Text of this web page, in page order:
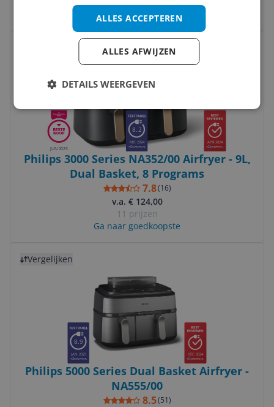
Ga naar goedkoopste
JUN 2025
8.2
MEI 2024 APR 2024
Philips 3000 Series NA352/00 Airfryer - 9L,
Dual Basket, 8 Programs
7.8(16)
v.a. € 124,00
11 prijzen
Ga naar goedkoopste
Vergelijken
8.9
JAN 2025 DEC 2024
Philips 5000 Series Dual Basket Airfryer -
NA555/00
8.5(51)
ALLES ACCEPTEREN
ALLES AFWIJZEN
DETAILS WEERGEVEN